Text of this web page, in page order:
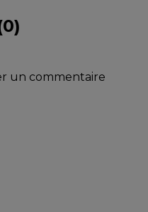
0)
un commentaire